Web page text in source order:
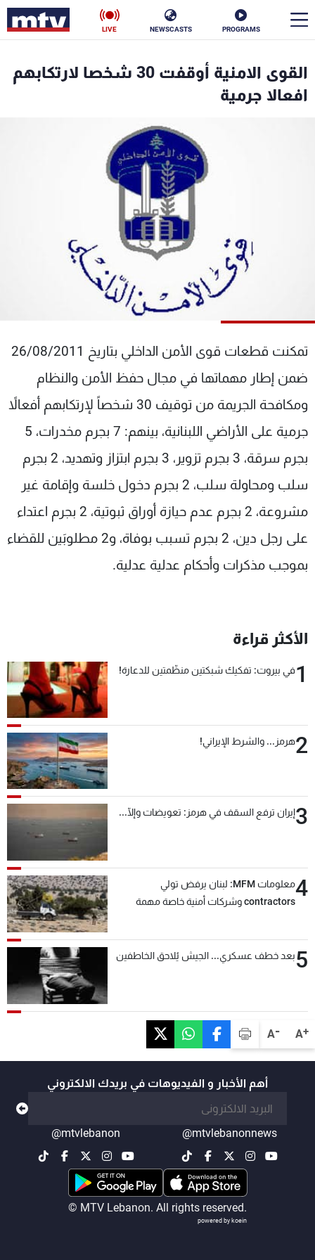
PROGRAMS
NEWSCASTS
LIVE
A+
A-
القوى الامنية أوقفت 30 شخصا لارتكابهم
افعالا جرمية
تمكنت قطعات قوى الأمن الداخلي بتاريخ 26/08/2011
ضمن إطار مهماتها في مجال حفظ الأمن والنظام
ومكافحة الجريمة من توقيف 30 شخصاً لإرتكابهم أفعالاً
جرمية على الأراضي اللبنانية، بينهم: 7 بجرم مخدرات، 5
بجرم سرقة، 3 بجرم تزوير، 3 بجرم ابتزاز وتهديد، 2 بجرم
سلب ومحاولة سلب، 2 بجرم دخول خلسة وإقامة غير
مشروعة، 2 بجرم عدم حيازة أوراق ثبوتية، 2 بجرم اعتداء
على رجل دين، 2 بجرم تسبب بوفاة، و2 مطلوبَين للقضاء
بموجب مذكرات وأحكام عدلية عدلية.
الأكثر قراءة
1في بيروت: تفكيك شبكتين منظّمتين للدعارة!
2هرمز... والشرط الإيراني!
3إيران ترفع السقف في هرمز: تعويضات وإلّا...
4
معلومات MFM: لبنان يرفض تولي
contractors وشركات أمنية خاصة مهمة
5بعد خطف عسكري... الجيش يُلاحق الخاطفين
أهم الأخبار و الفيديوهات في بريدك الالكتروني
@mtvlebanonnews
@mtvlebanon
© MTV Lebanon. All rights reserved.
powered by koein
الأخبار
ناس
فن
رياضة
الترددات
الإنـتـاج
لاعلاناتكم
تواصل معنا
شروط الإسـتخدام
سياسة الخصوصية